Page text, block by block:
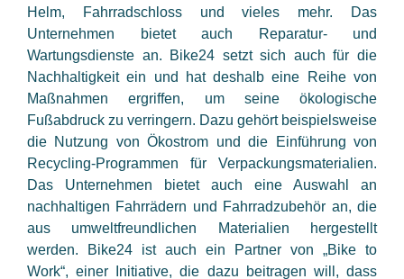
Helm, Fahrradschloss und vieles mehr. Das
Unternehmen bietet auch Reparatur- und
Wartungsdienste an. Bike24 setzt sich auch für die
Nachhaltigkeit ein und hat deshalb eine Reihe von
Maßnahmen ergriffen, um seine ökologische
Fußabdruck zu verringern. Dazu gehört beispielsweise
die Nutzung von Ökostrom und die Einführung von
Recycling-Programmen für Verpackungsmaterialien.
Das Unternehmen bietet auch eine Auswahl an
nachhaltigen Fahrrädern und Fahrradzubehör an, die
aus umweltfreundlichen Materialien hergestellt
werden. Bike24 ist auch ein Partner von „Bike to
Work“, einer Initiative, die dazu beitragen will, dass